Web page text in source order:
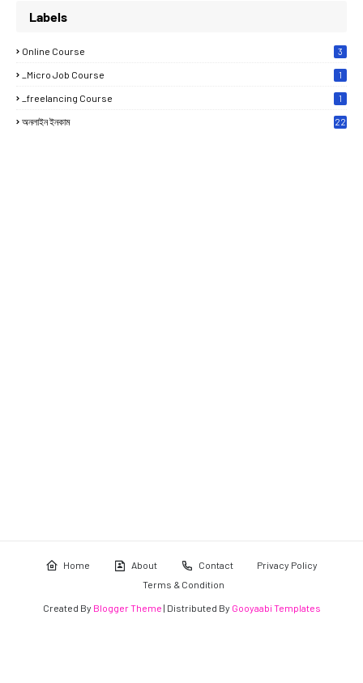
Labels
Online Course 3
_Micro Job Course 1
_freelancing Course 1
অনলাইন ইনকাম
22
Home About Contact
Privacy Policy
Terms & Condition
Created By Blogger Theme | Distributed By Gooyaabi Templates